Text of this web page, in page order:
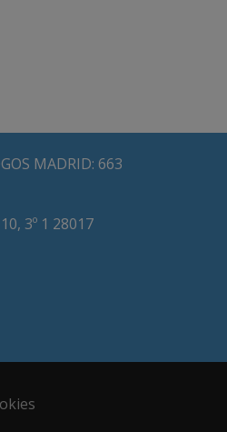
MADRID: 663
3º 1 28017